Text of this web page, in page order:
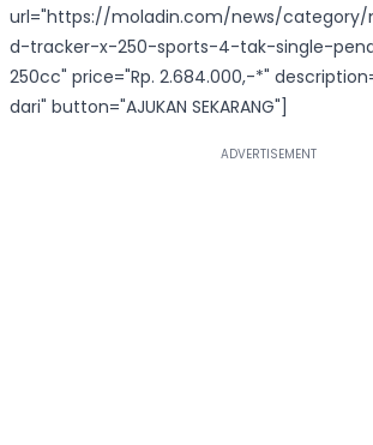
url="https://moladin.com/news/
d-tracker-x-250-sports-4-tak-single-
250cc" price="Rp. 2.684.000,-*"
dari" button="AJUKAN SEKARANG"]